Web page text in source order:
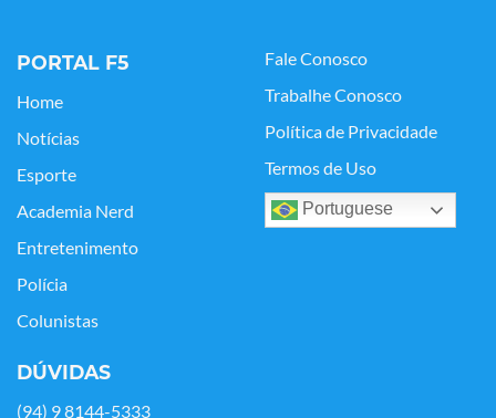
PORTAL F5
Home
Notícias
Esporte
Academia Nerd
Entretenimento
Polícia
Colunistas
Fale Conosco
Trabalhe Conosco
Política de Privacidade
Termos de Uso
Portuguese
DÚVIDAS
(94) 9 8144-5333